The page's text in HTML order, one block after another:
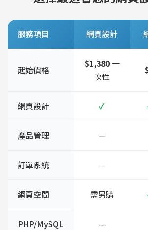
服務項目 網頁設計
起始價格
$1,380一
次性
網頁設計 ✓
產品管理 —
訂單系統 —
網頁空間 需另購
PHP/MySQL —